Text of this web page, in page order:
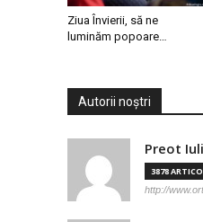
Ziua Învierii, să ne
luminăm popoare…
Autorii noștri
Preot
3878
http://